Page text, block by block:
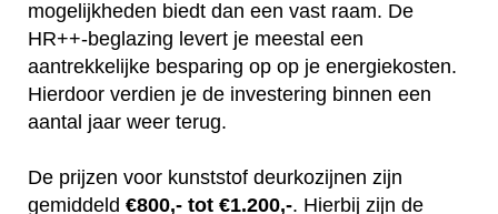
mogelijkheden biedt dan een vast raam. De
HR++-beglazing levert je meestal een
aantrekkelijke besparing op op je energiekosten.
Hierdoor verdien je de investering binnen een
aantal jaar weer terug.
De prijzen voor kunststof deurkozijnen zijn
gemiddeld €800,- tot €1.200,-. Hierbij zijn de